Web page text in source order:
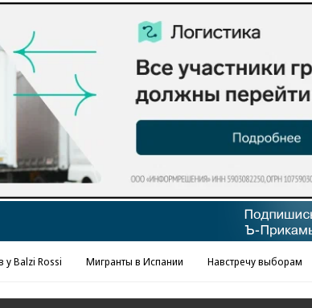
Реклама в «Ъ» www.kommersant.ru/ad
у Balzi Rossi Мигранты в Испании Навстречу выборам